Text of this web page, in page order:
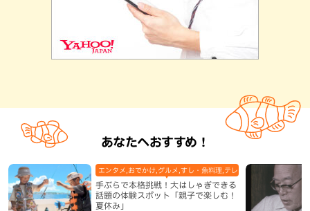
あなたへおすすめ！
手ぶらで本格挑戦！大はしゃぎできる
話題の体験スポット「親子で楽しむ！
夏休み」
エンタメ,おでかけ,グルメ,すし・魚料理,テレビ,体験,北谷町,地域,